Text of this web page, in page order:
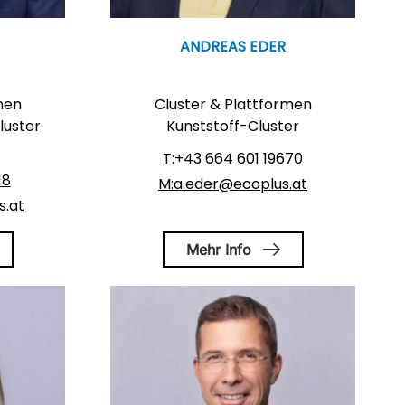
ANDREAS EDER
Cluster & Plattformen
Kunststoff-Cluster
T:+43 664 601 19670
M:a.eder@ecoplus.at
Mehr Info